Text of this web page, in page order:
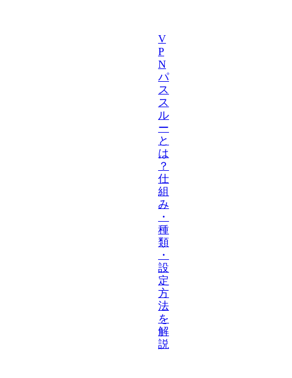
V
P
N
パ
ス
ス
ル
ー
と
は
？
仕
組
み
・
種
類
・
設
定
方
法
を
解
説